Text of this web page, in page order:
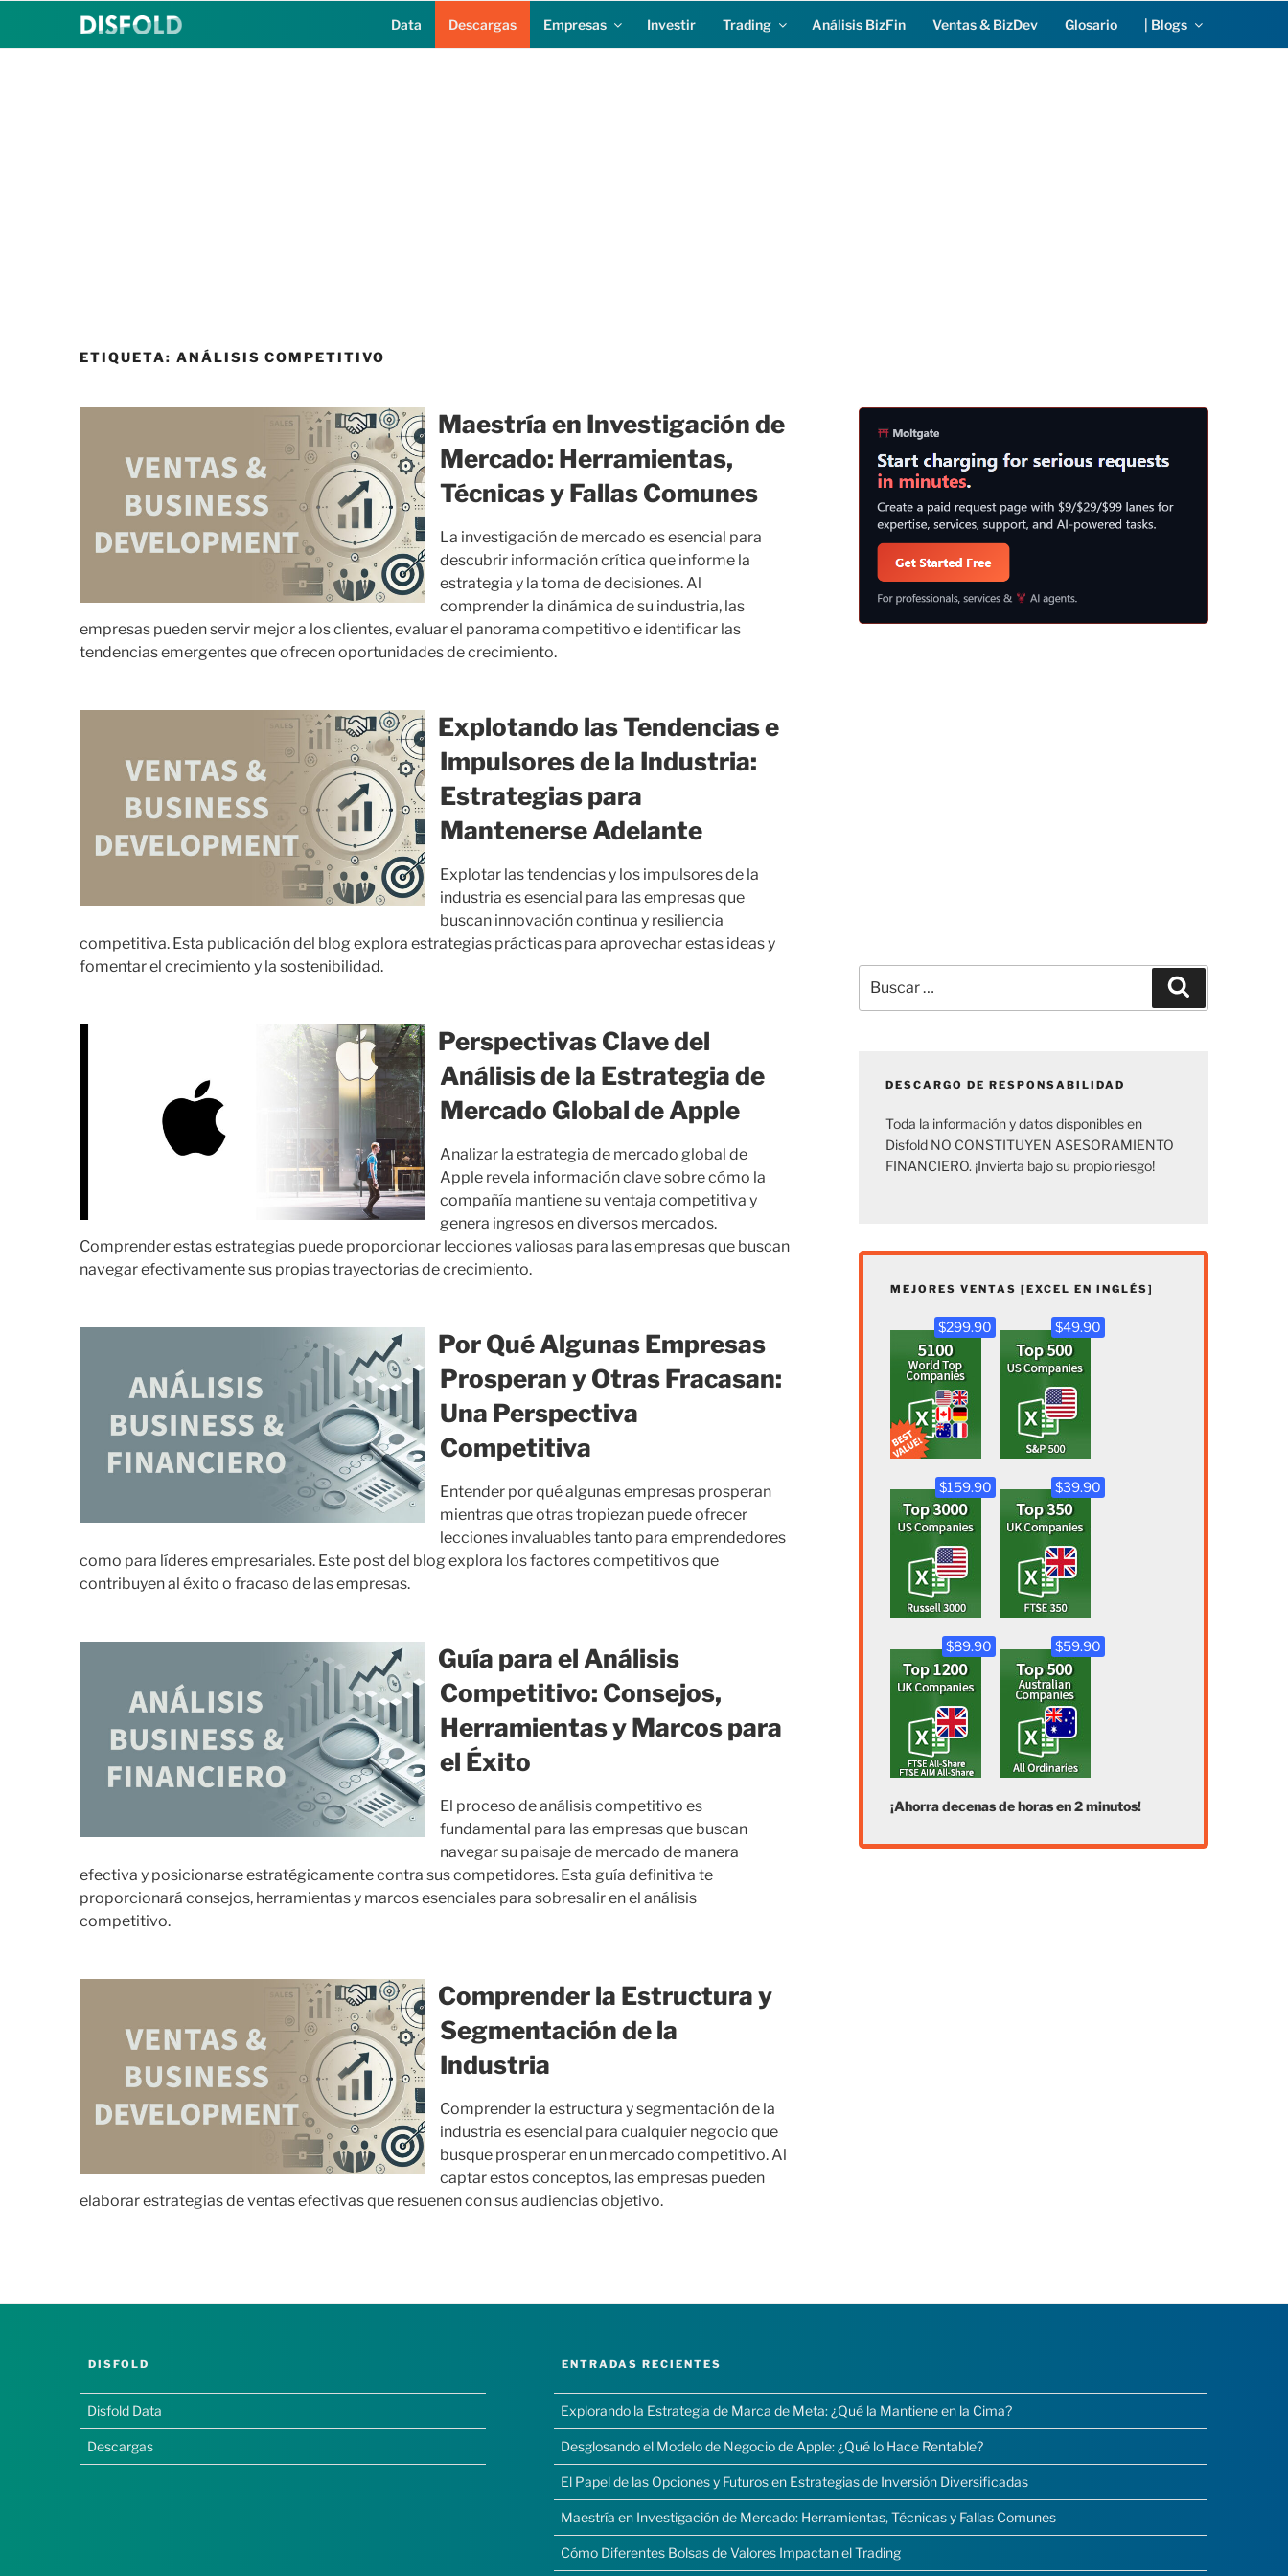
Data Descargas Empresas Investir Trading Análisis BizFin Ventas & BizDev Glosario | Blogs
ETIQUETA: ANÁLISIS COMPETITIVO
Maestría en Investigación de
Mercado: Herramientas,
Técnicas y Fallas Comunes
La investigación de mercado es esencial para
descubrir información crítica que informe la
estrategia y la toma de decisiones. Al
comprender la dinámica de su industria, las
empresas pueden servir mejor a los clientes, evaluar el panorama competitivo e identificar las
tendencias emergentes que ofrecen oportunidades de crecimiento.
Explotando las Tendencias e
Impulsores de la Industria:
Estrategias para
Mantenerse Adelante
Explotar las tendencias y los impulsores de la
industria es esencial para las empresas que
buscan innovación continua y resiliencia
competitiva. Esta publicación del blog explora estrategias prácticas para aprovechar estas ideas y
fomentar el crecimiento y la sostenibilidad.
Perspectivas Clave del
Análisis de la Estrategia de
Mercado Global de Apple
Analizar la estrategia de mercado global de
Apple revela información clave sobre cómo la
compañía mantiene su ventaja competitiva y
genera ingresos en diversos mercados.
Comprender estas estrategias puede proporcionar lecciones valiosas para las empresas que buscan
navegar efectivamente sus propias trayectorias de crecimiento.
Por Qué Algunas Empresas
Prosperan y Otras Fracasan:
Una Perspectiva
Competitiva
Entender por qué algunas empresas prosperan
mientras que otras tropiezan puede ofrecer
lecciones invaluables tanto para emprendedores
como para líderes empresariales. Este post del blog explora los factores competitivos que
contribuyen al éxito o fracaso de las empresas.
Guía para el Análisis
Competitivo: Consejos,
Herramientas y Marcos para
el Éxito
El proceso de análisis competitivo es
fundamental para las empresas que buscan
navegar su paisaje de mercado de manera
efectiva y posicionarse estratégicamente contra sus competidores. Esta guía definitiva te
proporcionará consejos, herramientas y marcos esenciales para sobresalir en el análisis
competitivo.
Comprender la Estructura y
Segmentación de la
Industria
Comprender la estructura y segmentación de la
industria es esencial para cualquier negocio que
busque prosperar en un mercado competitivo. Al
captar estos conceptos, las empresas pueden
elaborar estrategias de ventas efectivas que resuenen con sus audiencias objetivo.
por:
DESCARGO DE RESPONSABILIDAD
Toda la información y datos disponibles en
Disfold NO CONSTITUYEN ASESORAMIENTO
FINANCIERO. ¡Invierta bajo su propio riesgo!
MEJORES VENTAS [EXCEL EN INGLÉS]
$299.90 $49.90
$159.90 $39.90
$89.90 $59.90
¡Ahorra decenas de horas en 2 minutos!
DISFOLD
Disfold Data
Descargas
ENTRADAS RECIENTES
Explorando la Estrategia de Marca de Meta: ¿Qué la Mantiene en la Cima?
Desglosando el Modelo de Negocio de Apple: ¿Qué lo Hace Rentable?
El Papel de las Opciones y Futuros en Estrategias de Inversión Diversificadas
Maestría en Investigación de Mercado: Herramientas, Técnicas y Fallas Comunes
Cómo Diferentes Bolsas de Valores Impactan el Trading